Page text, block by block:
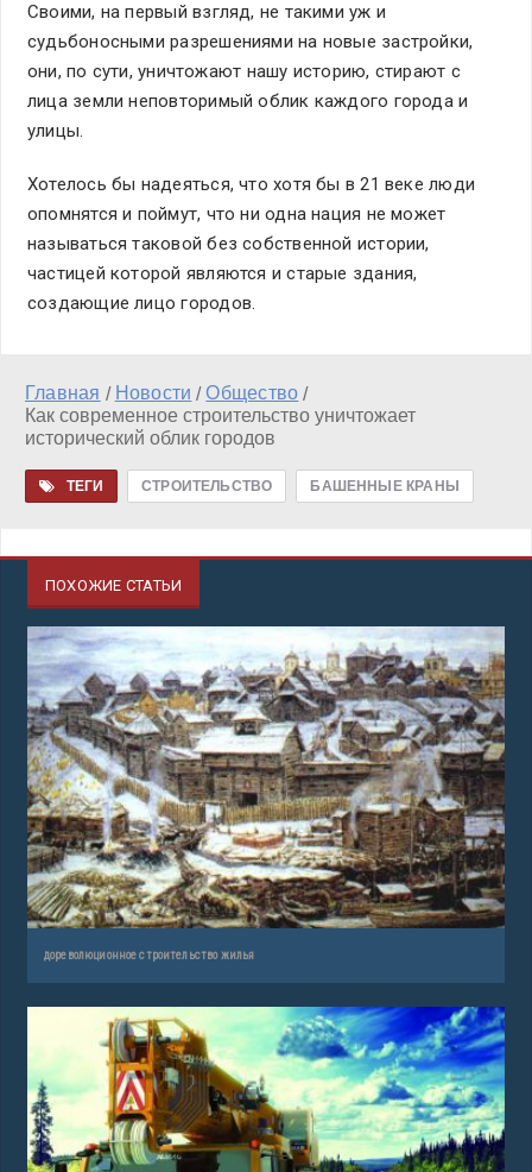
Своими, на первый взгляд, не такими уж и
судьбоносными разрешениями на новые застройки,
они, по сути, уничтожают нашу историю, стирают с
лица земли неповторимый облик каждого города и
улицы.
Хотелось бы надеяться, что хотя бы в 21 веке люди
опомнятся и поймут, что ни одна нация не может
называться таковой без собственной истории,
частицей которой являются и старые здания,
создающие лицо городов.
Главная / Новости /Общество /
Как современное строительство уничтожает
исторический облик городов
ТЕГИ СТРОИТЕЛЬСТВО БАШЕННЫЕ КРАНЫ
ПОХОЖИЕ СТАТЬИ
дореволюционное строительство жилья